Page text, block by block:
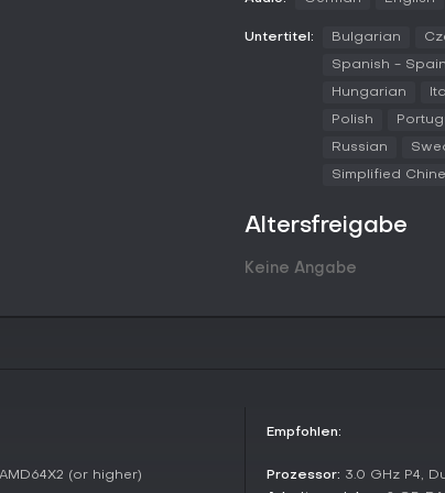
Kritiker loben Humor und
positive Bewertungen bei
Community-Inhalten -
Wer hirnreizende Rätsel
oder Duos auf der Suche
Untertitel: Bulgarian
Spanish - Spain
Hungarian
Polish
Russian
Simplified
Altersfreigabe
Keine Angabe
(or higher)
Empfohlen:
Prozessor: 3.0 GHz P4,